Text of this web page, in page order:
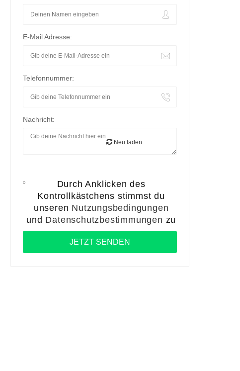
E-Mail Adresse:
Telefonnummer:
Nachricht:
Neu laden
Durch Anklicken des
Kontrollkästchens stimmst du
unseren Nutzungsbedingungen
und Datenschutzbestimmungen zu